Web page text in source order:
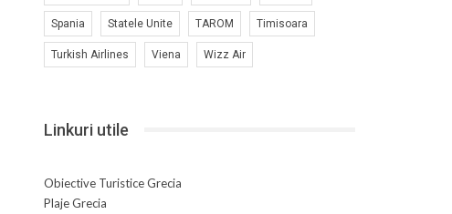
Spania Statele Unite TAROM Timisoara
Turkish Airlines Viena Wizz Air
Linkuri utile
Obiective Turistice Grecia
Plaje Grecia